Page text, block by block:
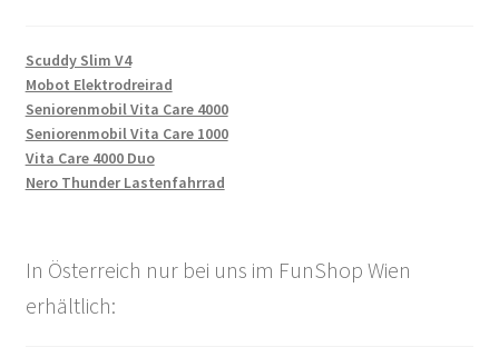
Scuddy Slim V4
Mobot Elektrodreirad
Seniorenmobil Vita Care 4000
Seniorenmobil Vita Care 1000
Vita Care 4000 Duo
Nero Thunder Lastenfahrrad
In Österreich nur bei uns im FunShop Wien
erhältlich: